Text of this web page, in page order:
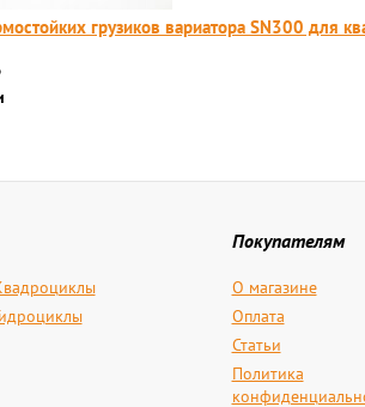
грузиков вариатора SN300
Покупателям
О магазине
Оплата
Статьи
Политика